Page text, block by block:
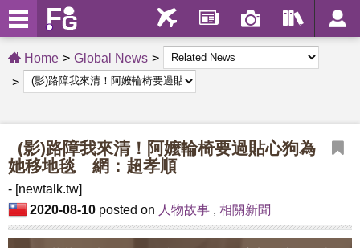
Home Global News
(影)路障我來清！阿嬤輪椅要過貼心狗為
她移地毯 網：超孝順
- [newtalk.tw]
2020-08-10 posted on 人物故事 , 相關新聞